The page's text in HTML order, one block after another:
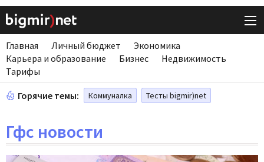
Главная Личный бюджет
Экономика
Карьера и образование
Бизнес
Недвижимость
Тарифы
Горячие темы: Коммуналка Тесты bigmir)net
Гфс новости